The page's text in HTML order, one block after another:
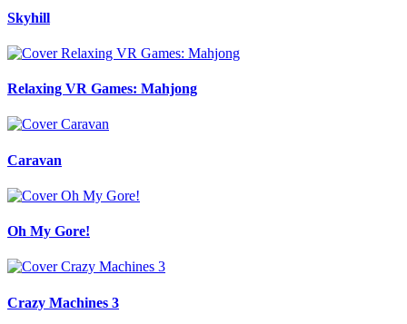
Skyhill
Relaxing VR Games: Mahjong
Caravan
Oh My Gore!
Crazy Machines 3